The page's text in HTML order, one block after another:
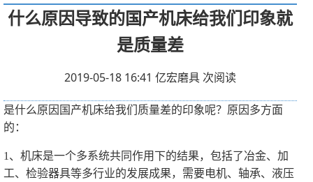
什么原因导致的国产机床给我们印象就
是质量差
2019-05-18 16:41 亿宏磨具 次阅读
是什么原因国产机床给我们质量差的印象呢？原因多方面
的：
1、机床是一个多系统共同作用下的结果，包括了冶金、加
工、检验器具等多行业的发展成果，需要电机、轴承、液压